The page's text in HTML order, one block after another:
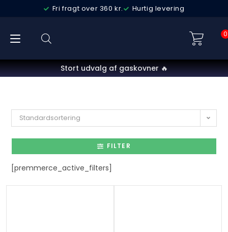
Fri fragt over 360 kr. Hurtig levering
0
Stort udvalg af gaskovner 🔥
Standardsortering
FILTER
[premmerce_active_filters]